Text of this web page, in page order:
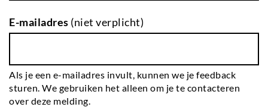
E-mailadres (niet verplicht)
Als je een e-mailadres invult, kunnen we je feedback
sturen. We gebruiken het alleen om je te contacteren
over deze melding.